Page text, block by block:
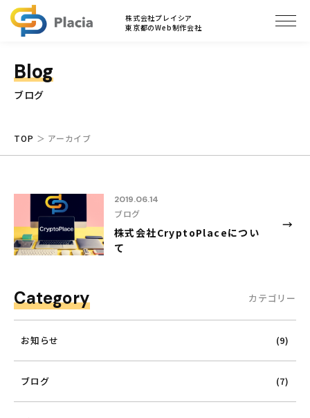
株式会社プレイシア
東京都のWeb制作会社
ブログ
Blog
ブログ
TOP アーカイブ
2019.06.14
ブログ
株式会社CryptoPlaceについ
て
Category カテゴリー
お知らせ (9)
ブログ (7)